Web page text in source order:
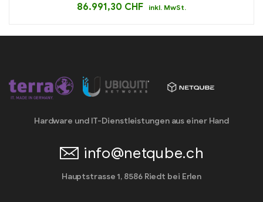
86.991,30 CHF inkl. MwSt.
Hardware und IT-Dienstleistungen aus einer Hand
info@netqube.ch
Hauptstrasse 1, 8586 Riedt bei Erlen